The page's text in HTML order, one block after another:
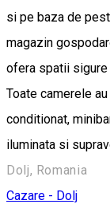
si pe baza de
magazin
ofera spatii
Toate camerele
conditionat,
iluminata si
Dolj, Romania
Cazare - Dolj